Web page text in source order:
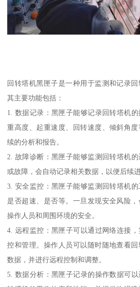
回转塔机黑匣子是一种用于监测和记录回
其主要功能包括：
1. 数据记录：黑匣子能够记录回转塔机
重高度、起重速度、回转速度、倾斜角
续的分析和报告。
2. 故障诊断：黑匣子能够监测回转塔机
或故障，会自动记录相关数据，以便后续
3. 安全监控：黑匣子能够监测回转塔机的
是否超速、是否等。一旦发现安全风险
操作人员和周围环境的安全。
4. 远程监控：黑匣子可以通过网络连接
控和管理。操作人员可以随时随地查看
数据，并进行远程控制和调整。
5. 数据分析：黑匣子记录的操作数据可